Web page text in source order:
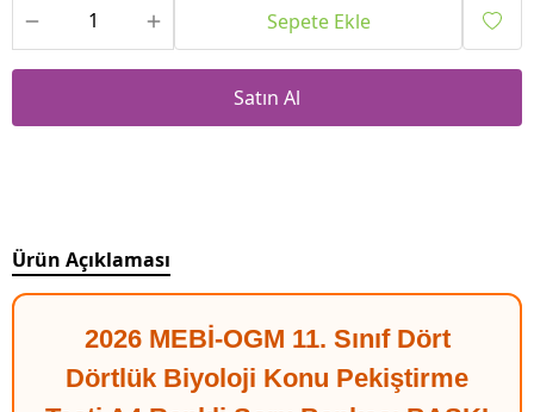
Sepete Ekle
Satın Al
Ürün Açıklaması
2026 MEBİ-OGM 11. Sınıf Dört
Dörtlük Biyoloji Konu Pekiştirme